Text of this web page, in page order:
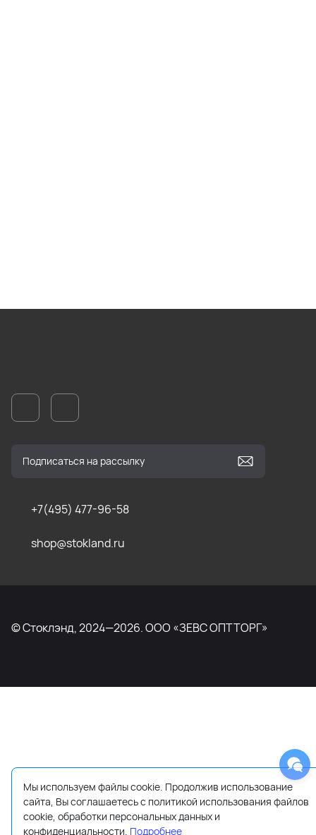
+7(495) 477-96-58
shop@stokland.ru
© Стоклэнд, 2024—2026. ООО «ЗЕВС ОПТТОРГ»
Мы используем файлы cookie. Продолжив использование
сайта, Вы соглашаетесь с политикой использования файлов
cookie, обработки персональных данных и
конфиденциальности. Подробнее